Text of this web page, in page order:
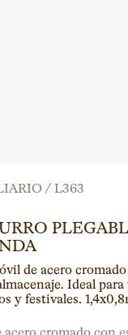
/L363
de acero
Ideal
y festivales.